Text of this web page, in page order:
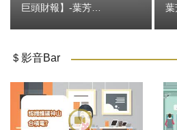
巨頭財報】-葉芳
葉
＄影音Bar